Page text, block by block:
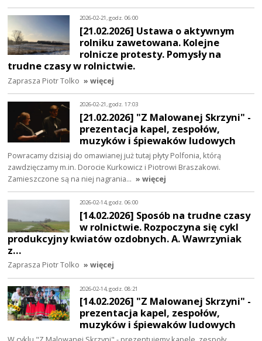
2026-02-21, godz. 06:00
[21.02.2026] Ustawa o aktywnym
rolniku zawetowana. Kolejne
rolnicze protesty. Pomysły na
trudne czasy w rolnictwie.
Zaprasza Piotr Tolko » więcej
2026-02-21, godz. 17:03
[21.02.2026] "Z Malowanej Skrzyni" -
prezentacja kapel, zespołów,
muzyków i śpiewaków ludowych
Powracamy dzisiaj do omawianej już tutaj płyty Polfonia, którą
zawdzięczamy m.in. Dorocie Kurkowicz i Piotrowi Braszakowi.
Zamieszczone są na niej nagrania… » więcej
2026-02-14, godz. 06:00
[14.02.2026] Sposób na trudne czasy
w rolnictwie. Rozpoczyna się cykl
produkcyjny kwiatów ozdobnych. A. Wawrzyniak
z…
Zaprasza Piotr Tolko » więcej
2026-02-14, godz. 08:21
[14.02.2026] "Z Malowanej Skrzyni" -
prezentacja kapel, zespołów,
muzyków i śpiewaków ludowych